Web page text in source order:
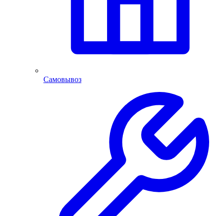
Самовывоз